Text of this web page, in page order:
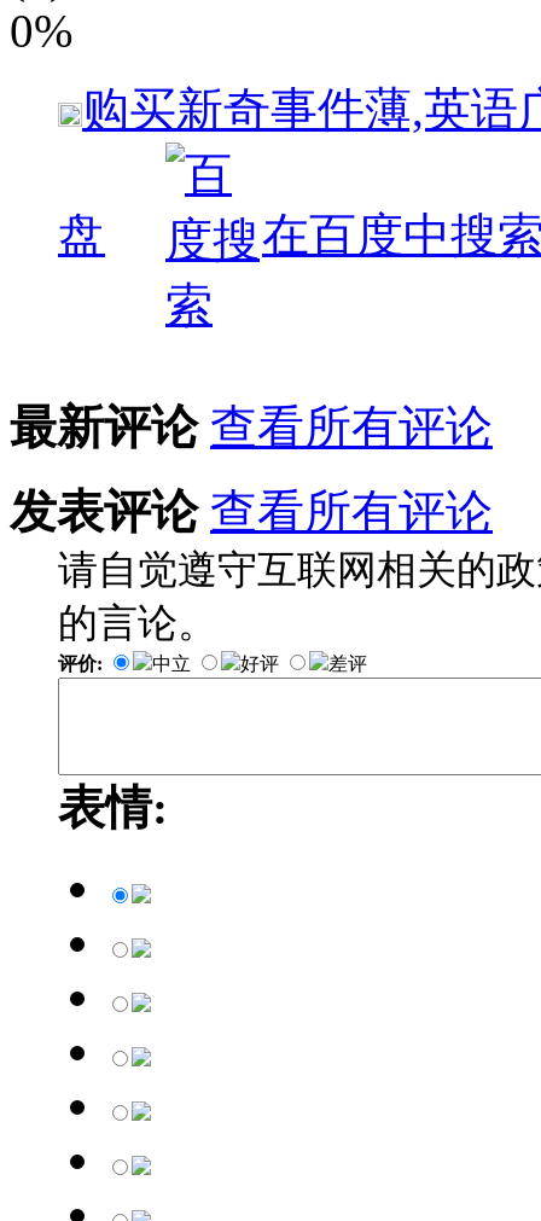
0%
购买新奇事件薄,英语
盘 在百度中搜
最新评论 查看所有评论
发表评论 查看所有评论
请自觉遵守互联网相关的
的言论。
评价: 中立 好评 差评
表情: